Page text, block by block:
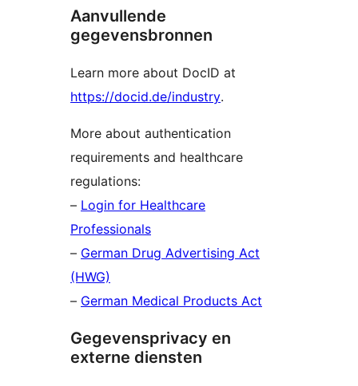
Aanvullende
gegevensbronnen
Learn more about DocID at
https://docid.de/industry.
More about authentication
requirements and healthcare
regulations:
– Login for Healthcare
Professionals
– German Drug Advertising Act
(HWG)
– German Medical Products Act
Gegevensprivacy en
externe diensten